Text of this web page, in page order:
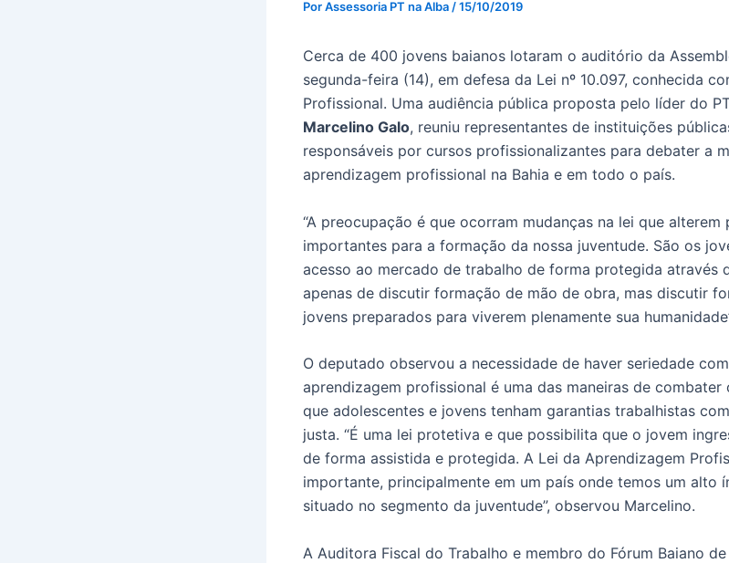
PorAssessoria PT na Alba /15/10/2019
Cerca de 400 jovens baianos lotaram o auditório da
segunda-feira (14), em defesa da Lei nº 10.097, conhecida
Profissional. Uma audiência pública proposta pelo líder do
Marcelino Galo, reuniu representantes de instituições
responsáveis por cursos profissionalizantes para debater a
aprendizagem profissional na Bahia e em todo o país.
“A preocupação é que ocorram mudanças na lei que
importantes para a formação da nossa juventude. São os
acesso ao mercado de trabalho de forma protegida através
apenas de discutir formação de mão de obra, mas discutir
jovens preparados para viverem plenamente sua
O deputado observou a necessidade de haver seriedade
aprendizagem profissional é uma das maneiras de
que adolescentes e jovens tenham garantias trabalhistas
justa. “É uma lei protetiva e que possibilita que o jovem
de forma assistida e protegida. A Lei da Aprendizagem
importante, principalmente em um país onde temos um alto
situado no segmento da juventude”, observou Marcelino.
A Auditora Fiscal do Trabalho e membro do Fórum Baiano